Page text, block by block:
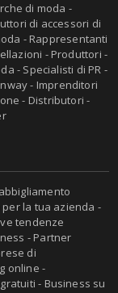
di moda -
di accessori di
- Rappresentanti
- Produttori -
- Specialisti di PR -
- Imprenditori
- Distributori -
per la tua azienda -
tendenze
- Partner
di
online -
- Business su